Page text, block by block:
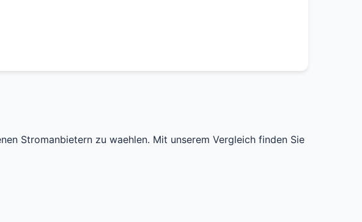
Stromanbietern zu waehlen. Mit unserem Vergleich finden Sie